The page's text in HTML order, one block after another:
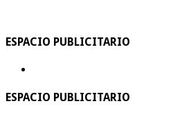
ESPACIO PUBLICITARIO
ESPACIO PUBLICITARIO